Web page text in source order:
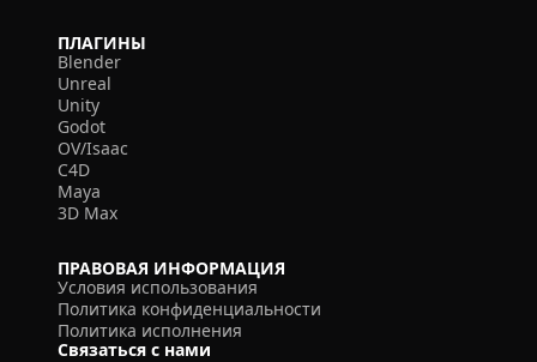
ПЛАГИНЫ
Blender
Unreal
Unity
Godot
OV/Isaac
C4D
Maya
3D Max
ПРАВОВАЯ ИНФОРМАЦИЯ
Условия использования
Политика конфиденциальности
Политика исполнения
Связаться с нами